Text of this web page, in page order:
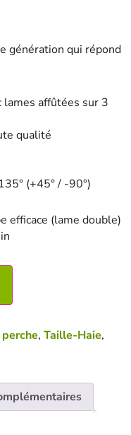
génération qui répond
affûtées sur 3
qualité
(+45° / -90°)
efficace (lame double)
, Taille-Haie,